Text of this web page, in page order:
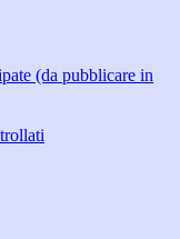
(da pubblicare in